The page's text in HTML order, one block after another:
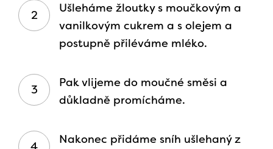
Ušleháme žloutky s moučkovým a
vanilkovým cukrem a s olejem a
postupně přiléváme mléko.
Pak vlijeme do moučné směsi a
důkladně promícháme.
Nakonec přidáme sníh ušlehaný z